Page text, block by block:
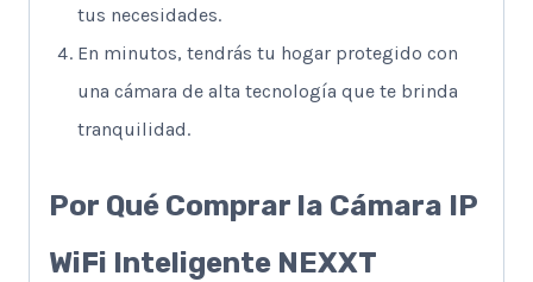
tus necesidades.
En minutos, tendrás tu hogar protegido con
una cámara de alta tecnología que te brinda
tranquilidad.
Por Qué Comprar la Cámara IP
WiFi Inteligente NEXXT